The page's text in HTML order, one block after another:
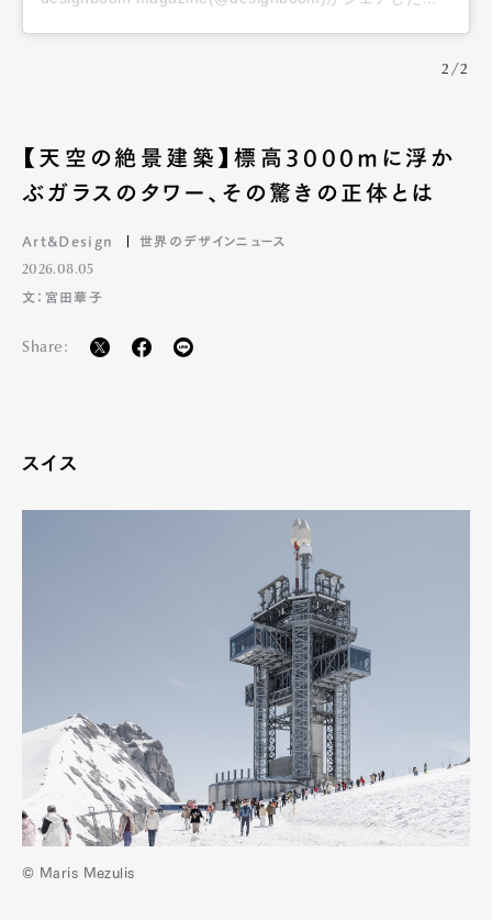
2/2
【天空の絶景建築】標高3000mに浮か
ぶガラスのタワー、その驚きの正体とは
Art&Design 世界のデザインニュース
2026.08.05
文：宮田華子
Share:
スイス
© Maris Mezulis